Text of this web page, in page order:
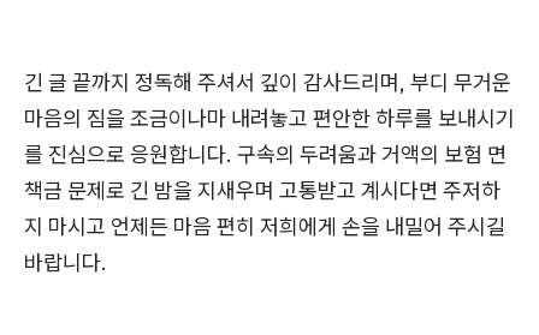
긴 글 끝까지 정독해 주셔서 깊이 감사드리며, 부디 무거운
마음의 짐을 조금이나마 내려놓고 편안한 하루를 보내시기
를 진심으로 응원합니다. 구속의 두려움과 거액의 보험 면
책금 문제로 긴 밤을 지새우며 고통받고 계시다면 주저하
지 마시고 언제든 마음 편히 저희에게 손을 내밀어 주시길
바랍니다.